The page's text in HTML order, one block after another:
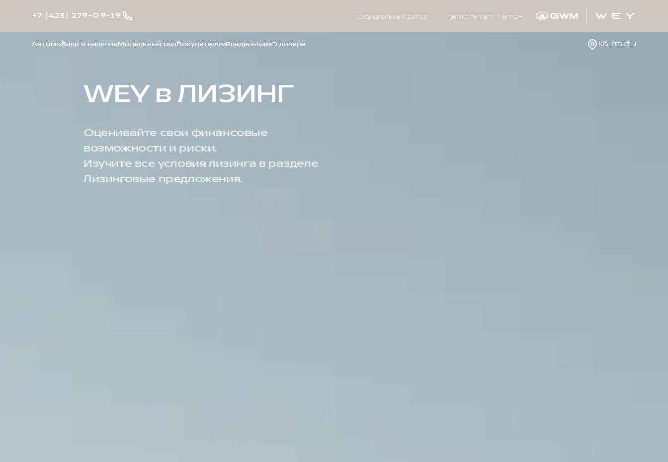
Официальный дилер АВТОРИТЕТ-АВТО+
Контакты
+7 (423) 279-09-19
Автомобили в наличииМодельный рядПокупателямВладельцамО дилере
WEY в ЛИЗИНГ
Оценивайте свои финансовые
возможности и риски.
Изучите все условия лизинга в разделе
Лизинговые предложения.